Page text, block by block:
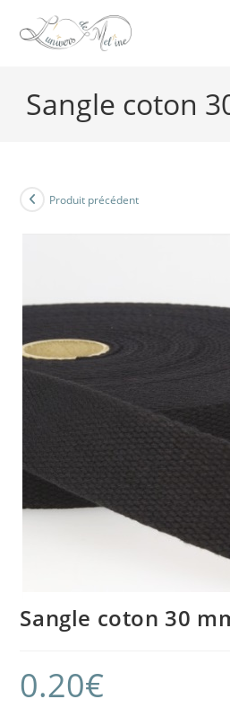
Sangle coton
Produit précédent
Sangle coton 30
0.20€